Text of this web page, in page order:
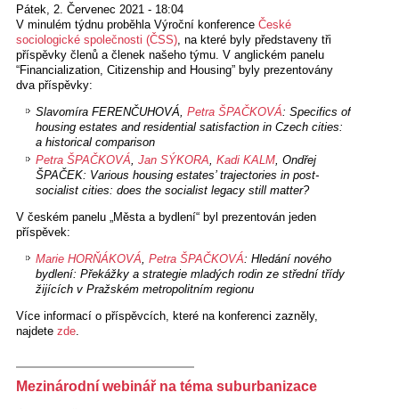
Pátek, 2. Červenec 2021 - 18:04
V minulém týdnu proběhla Výroční konference České
sociologické společnosti (ČSS), na které byly představeny tři
příspěvky členů a členek našeho týmu. V anglickém panelu
“Financialization, Citizenship and Housing” byly prezentovány
dva příspěvky:
Slavomíra FERENČUHOVÁ, Petra ŠPAČKOVÁ: Specifics of
housing estates and residential satisfaction in Czech cities:
a historical comparison
Petra ŠPAČKOVÁ, Jan SÝKORA, Kadi KALM, Ondřej
ŠPAČEK: Various housing estates’ trajectories in post-
socialist cities: does the socialist legacy still matter?
V českém panelu „Města a bydlení“ byl prezentován jeden
příspěvek:
Marie HORŇÁKOVÁ, Petra ŠPAČKOVÁ: Hledání nového
bydlení: Překážky a strategie mladých rodin ze střední třídy
žijících v Pražském metropolitním regionu
Více informací o příspěvcích, které na konferenci zazněly,
najdete zde.
Mezinárodní webinář na téma suburbanizace